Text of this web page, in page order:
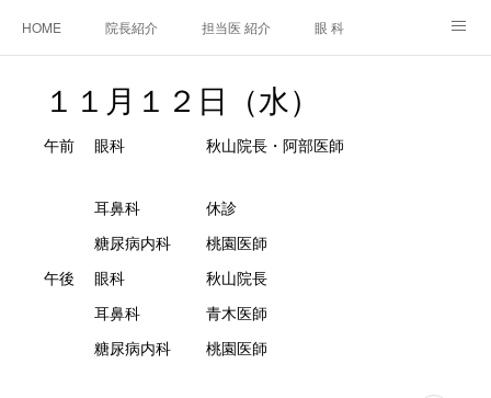
HOME 院長紹介 担当医 紹介 眼 科
アクセス ご相談・お問合せ 施設基準等及び掲示事項について
１１月１２日（水）
午前 眼科 秋山院長・阿部医師
耳鼻科 休診
糖尿病内科 桃園医師
午後 眼科 秋山院長
耳鼻科 青木医師
糖尿病内科 桃園医師